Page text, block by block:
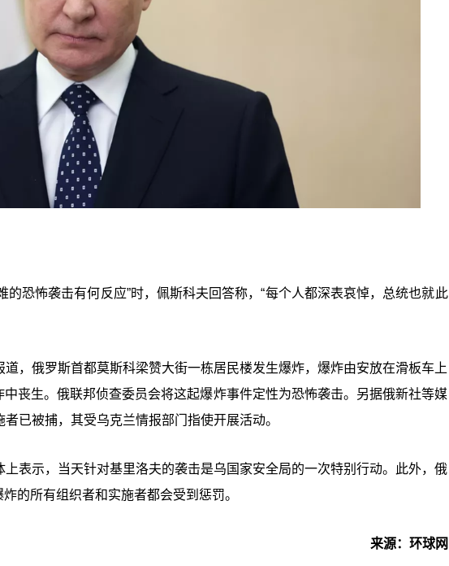
的恐怖袭击有何反应”时，佩斯科夫回答称，“每个人都深表哀悼，总统也就此
道，俄罗斯首都莫斯科梁赞大街一栋居民楼发生爆炸，爆炸由安放在滑板车上
丧生。俄联邦侦查委员会将这起爆炸事件定性为恐怖袭击。另据俄新社等媒
已被捕，其受乌克兰情报部门指使开展活动。
表示，当天针对基里洛夫的袭击是乌国家安全局的一次特别行动。此外，俄
的所有组织者和实施者都会受到惩罚。
来源：环球网